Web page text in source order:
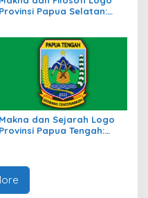
Provinsi Papua Selatan:
Makna dan Sejarah Logo
Provinsi Papua Tengah: